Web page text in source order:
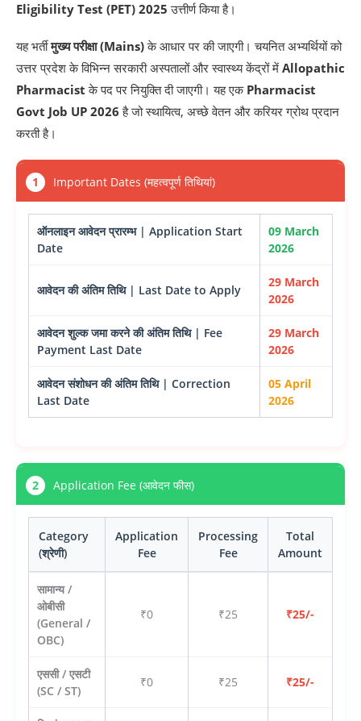
Eligibility Test (PET) 2025 उत्तीर्ण किया है।
यह भर्तीमुख्य परीक्षा (Mains)के आधार पर की जाएगी। चयनित अभ्यर्थियों को
उत्तर प्रदेश के विभिन्न सरकारी अस्पतालों और स्वास्थ्य केंद्रों में Allopathic
Pharmacist के पद पर नियुक्ति दी जाएगी। यह एक Pharmacist
Govt Job UP 2026 है जो स्थायित्व, अच्छे वेतन और करियर ग्रोथ प्रदान
करती है।
1 Important Dates (महत्वपूर्ण तिथियां)
ऑनलाइन आवेदन प्रारम्भ | Application Start
Date
09 March
2026
आवेदन की अंतिम तिथि | Last Date to Apply
29 March
2026
आवेदन शुल्क जमा करने की अंतिम तिथि | Fee
Payment Last Date
29 March
2026
आवेदन संशोधन की अंतिम तिथि | Correction
Last Date
05 April
2026
2 Application Fee (आवेदन फीस)
Category
(श्रेणी)
Application
Fee
Processing
Fee
Total
Amount
सामान्य /
ओबीसी
(General /
OBC)
₹0 ₹25 ₹25/-
एससी / एसटी
(SC / ST)
₹0 ₹25 ₹25/-